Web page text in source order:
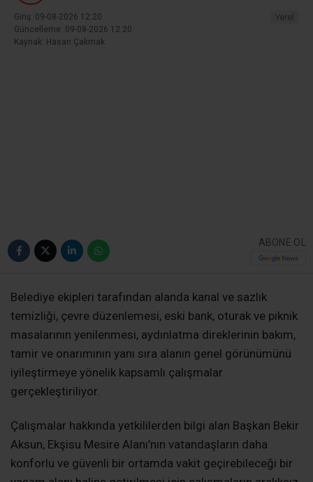
Giriş: 09-08-2026 12:20
Güncelleme: 09-08-2026 12:20
Kaynak: Hasan Çakmak
Yerel
ABONE OL
Belediye ekipleri tarafından alanda kanal ve sazlık
temizliği, çevre düzenlemesi, eski bank, oturak ve piknik
masalarının yenilenmesi, aydınlatma direklerinin bakım,
tamir ve onarımının yanı sıra alanın genel görünümünü
iyileştirmeye yönelik kapsamlı çalışmalar
Çalışmalar hakkında yetkililerden bilgi alan Başkan Bekir
Aksun, Ekşisu Mesire Alanı’nın vatandaşların daha